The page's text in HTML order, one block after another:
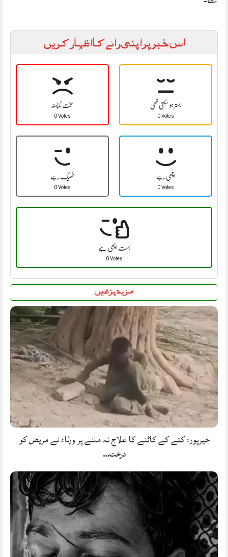
اس خبر پر اپنی رائے کا اظہار کریں
سخت نا پسند
0 Votes
بہتر ہو سکتی تھی
0 Votes
ٹھیک ہے
0 Votes
اچھی ہے
0 Votes
بہت اچھی ہے
0 Votes
مزید پڑھیں
خیرپور: کتے کے کاٹنے کا علاج نہ ملنے پر ورثاء نے مریض کو
درخت…